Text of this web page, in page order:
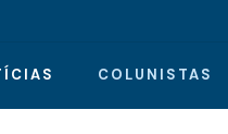
COLUNISTAS